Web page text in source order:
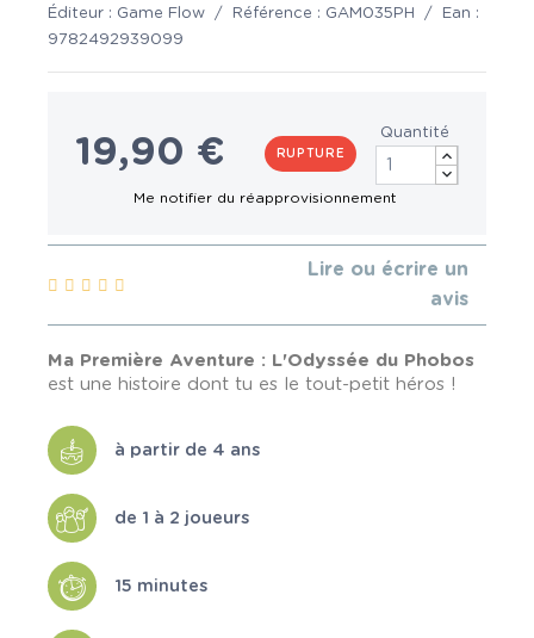
Éditeur : Game Flow / Référence : GAM035PH /
Ean :
9782492939099
19,90 € RUPTURE
Quantité
Lire ou écrire un
avis
Ma Première Aventure : L'Odyssée du Phobos
est une histoire dont tu es le tout-petit héros !
à partir de 4 ans
de 1 à 2 joueurs
15 minutes